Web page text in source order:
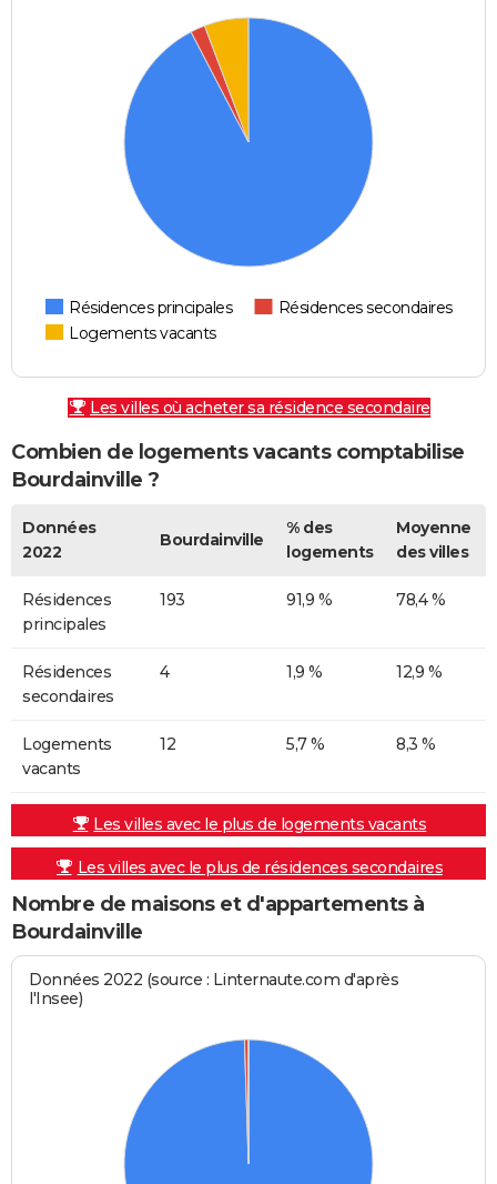
Résidences principales
Résidences secondaires
Logements vacants
Les villes où acheter sa résidence secondaire
Combien de logements vacants comptabilise
Bourdainville ?
Données
2022
Bourdainville
% des
logements
Moyenne
des villes
Résidences
principales
193 91,9 % 78,4 %
Résidences
secondaires
4 1,9 % 12,9 %
Logements
vacants
12 5,7 % 8,3 %
Les villes avec le plus de logements vacants
Les villes avec le plus de résidences secondaires
Nombre de maisons et d'appartements à
Bourdainville
Données 2022 (source : Linternaute.com d'après
l'Insee)